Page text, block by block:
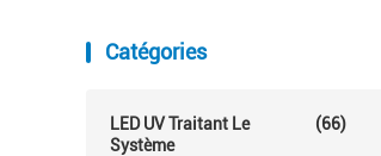
Catégories
LED UV Traitant Le
Système
(66)